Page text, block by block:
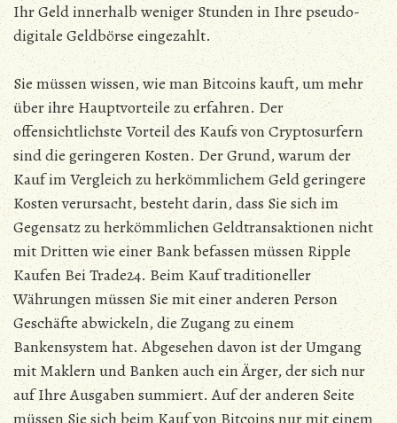
Ihr Geld innerhalb weniger Stunden in Ihre pseudo-
digitale Geldbörse eingezahlt.
Sie müssen wissen, wie man Bitcoins kauft, um mehr
über ihre Hauptvorteile zu erfahren. Der
offensichtlichste Vorteil des Kaufs von Cryptosurfern
sind die geringeren Kosten. Der Grund, warum der
Kauf im Vergleich zu herkömmlichem Geld geringere
Kosten verursacht, besteht darin, dass Sie sich im
Gegensatz zu herkömmlichen Geldtransaktionen nicht
mit Dritten wie einer Bank befassen müssen Ripple
Kaufen Bei Trade24. Beim Kauf traditioneller
Währungen müssen Sie mit einer anderen Person
Geschäfte abwickeln, die Zugang zu einem
Bankensystem hat. Abgesehen davon ist der Umgang
mit Maklern und Banken auch ein Ärger, der sich nur
auf Ihre Ausgaben summiert. Auf der anderen Seite